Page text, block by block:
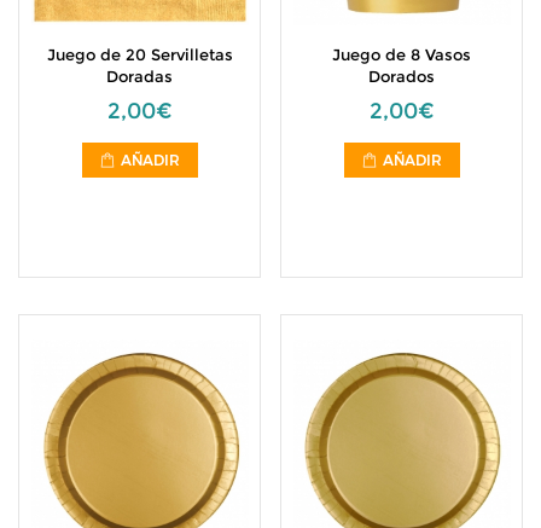
Juego de 20 Servilletas
Doradas
2,00€
AÑADIR
Juego de 8 Vasos
Dorados
2,00€
AÑADIR